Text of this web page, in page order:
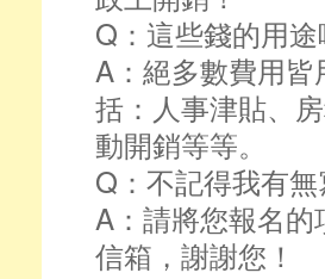
Q：這些錢的用
A：絕多數費用
括：人事津貼、
動開銷等等。
Q：不記得我有
A：請將您報名
信箱，謝謝您！